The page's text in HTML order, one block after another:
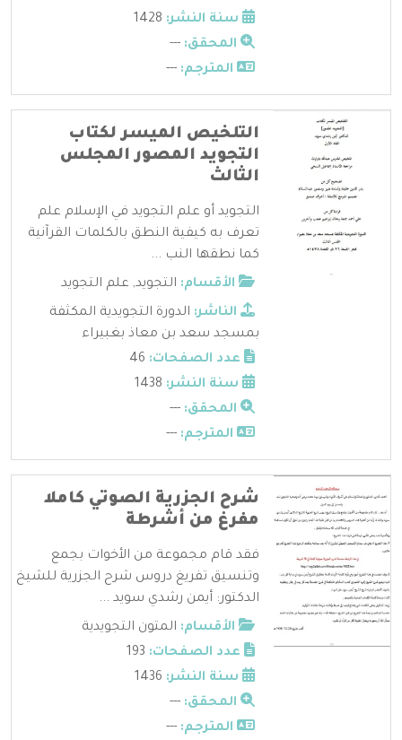
سنة النشر:
المحقق: ---
المترجم: ---
التلخيص الميسر لكتاب
التجويد المصور المجلس
الثالث
التجويد أو علم التجويد في الإسلام علم
تعرف به كيفية النطق بالكلمات القرآنية
كما نطقها النب ...
الأقسام: التجويد, علم التجويد
الناشر: الدورة التجويدية المكثفة
بمسجد سعد بن معاذ بغبيراء
عدد الصفحات:
سنة النشر:
المحقق: ---
المترجم: ---
شرح الجزرية الصوتي كاملا
مفرغ من أشرطة
فقد قام مجموعة من الأخوات بجمع
وتنسيق تفريغ دروس شرح الجزرية للشيخ
الدكتور: أيمن رشدي سويد ...
الأقسام: المتون التجويدية
عدد الصفحات:
سنة النشر:
المحقق: ---
المترجم: ---